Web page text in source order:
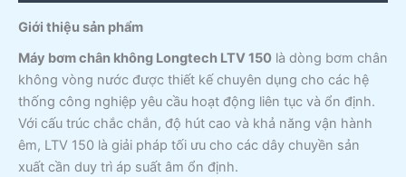
Giới thiệu sản phẩm
Máy bơm chân không Longtech LTV 150 là dòng bơm chân
không vòng nước được thiết kế chuyên dụng cho các hệ
thống công nghiệp yêu cầu hoạt động liên tục và ổn định.
Với cấu trúc chắc chắn, độ hút cao và khả năng vận hành
êm, LTV 150 là giải pháp tối ưu cho các dây chuyền sản
xuất cần duy trì áp suất âm ổn định.